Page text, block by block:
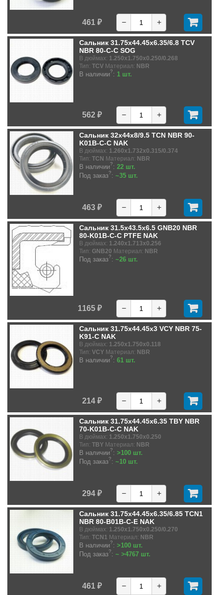
461 ₽ − +
Сальник 31.75x44.45x6.35/6.8 TCV
NBR 80-C-C SOG
В дюймах: 1.250x1.750x0.250/0.268
Тип: TCV Материал: NBR
В наличии?: 1 шт.
562 ₽ − +
Сальник 32x44x8/9.5 TCN NBR 90-
K01B-C-C NAK
В дюймах: 1.260x1.732x0.315/0.374
Тип: TCN Материал: NBR
В наличии?: 22 шт.
Под заказ?: ~35 шт.
463 ₽ − +
Сальник 31.5x43.5x6.5 GNB20 NBR
80-K01B-C-C PTFE NAK
В дюймах: 1.240x1.713x0.256
Тип: GNB20 Материал: NBR
Под заказ?: ~26 шт.
1165 ₽ − +
Сальник 31.75x44.45x3 VCY NBR 75-
K91-C NAK
В дюймах: 1.250x1.750x0.118
Тип: VCY Материал: NBR
В наличии?: 61 шт.
214 ₽ − +
Сальник 31.75x44.45x6.35 TBY NBR
70-K01B-C-C NAK
В дюймах: 1.250x1.750x0.250
Тип: TBY Материал: NBR
В наличии?: >100 шт.
Под заказ?: ~10 шт.
294 ₽ − +
Сальник 31.75x44.45x6.35/6.85 TCN1
NBR 80-B01B-C-E NAK
В дюймах: 1.250x1.750x0.250/0.270
Тип: TCN1 Материал: NBR
В наличии?: >100 шт.
Под заказ?: ~ >4767 шт.
461 ₽ − +